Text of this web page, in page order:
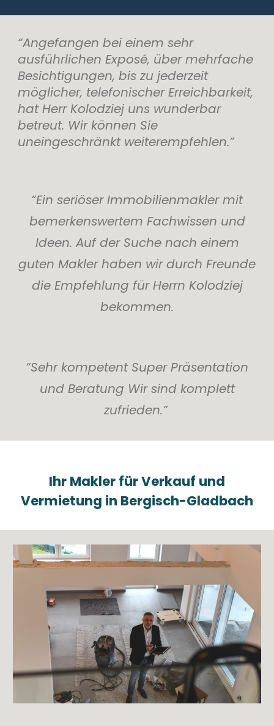
“Angefangen bei einem sehr
ausführlichen Exposé, über mehrfache
Besichtigungen, bis zu jederzeit
möglicher, telefonischer Erreichbarkeit,
hat Herr Kolodziej uns wunderbar
betreut. Wir können Sie
uneingeschränkt weiterempfehlen.”
“Ein seriöser Immobilienmakler mit
bemerkenswertem Fachwissen und
Ideen. Auf der Suche nach einem
guten Makler haben wir durch Freunde
die Empfehlung für Herrn Kolodziej
bekommen.
“Sehr kompetent Super Präsentation
und Beratung Wir sind komplett
zufrieden.”
Ihr Makler für Verkauf und
Vermietung in Bergisch-Gladbach